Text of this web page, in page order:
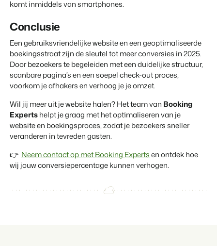
komt inmiddels van smartphones.
Conclusie
Een gebruiksvriendelijke website en een geoptimaliseerde
boekingsstraat zijn de sleutel tot meer conversies in 2025.
Door bezoekers te begeleiden met een duidelijke structuur,
scanbare pagina’s en een soepel check-out proces,
voorkom je afhakers en verhoog je je omzet.
Wil jij meer uit je website halen? Het team van Booking
Expertshelpt je graag met het optimaliseren van je
website en boekingsproces, zodat je bezoekers sneller
veranderen in tevreden gasten.
👉 Neem contact op met Booking Expertsen ontdek hoe
wij jouw conversiepercentage kunnen verhogen.